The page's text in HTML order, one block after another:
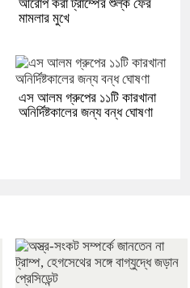
আরোপ করা ট্রাম্পের শুল্ক ফের
মামলার মুখে
এস আলম গ্রুপের ১১টি কারখানা
অনির্দিষ্টকালের জন্য বন্ধ ঘোষণা